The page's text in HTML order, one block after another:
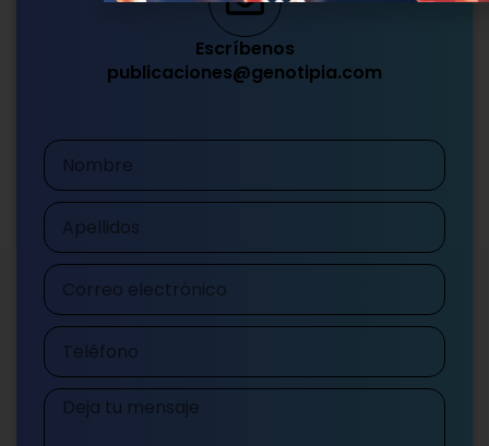
Escríbenos
publicaciones@genotipia.com
Nombre
Apellidos
Correo
electrónico
Teléfono
Mensaje